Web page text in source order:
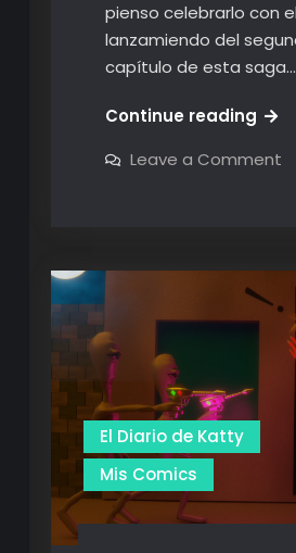
pienso celebrarlo con el
lanzamiendo del
capítulo de esta
Continue readingMuy
De
–
Leave a Commenton
–
2
El Diario de Katty
Mis Comics